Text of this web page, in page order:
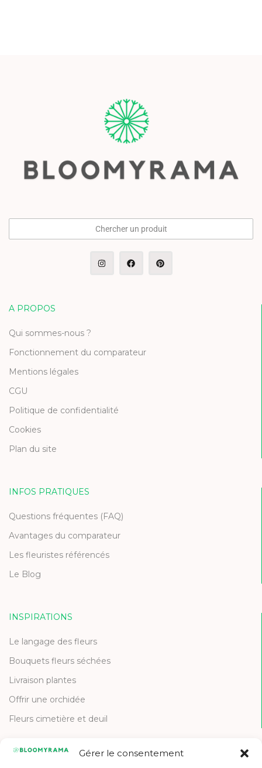
Gérer le consentement
Chercher un produit
A PROPOS
Qui sommes-nous ?
Fonctionnement du comparateur
Mentions légales
CGU
Politique de confidentialité
Cookies
Plan du site
INFOS PRATIQUES
Questions fréquentes (FAQ)
Avantages du comparateur
Les fleuristes référencés
Le Blog
INSPIRATIONS
Le langage des fleurs
Bouquets fleurs séchées
Livraison plantes
Offrir une orchidée
Fleurs cimetière et deuil